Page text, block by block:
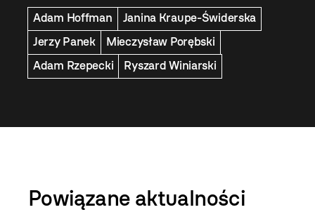
Adam Hoffman
Janina Kraupe-Świderska
Jerzy Panek
Mieczysław Porębski
Adam Rzepecki
Ryszard Winiarski
Powiązane aktualności